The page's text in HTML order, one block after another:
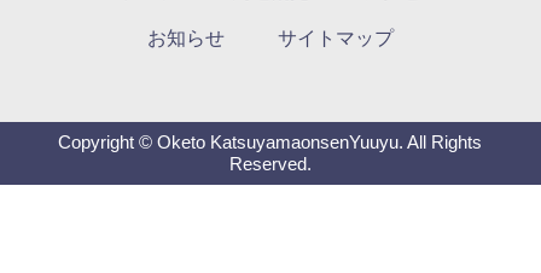
お知らせ サイトマップ
Copyright © Oketo KatsuyamaonsenYuuyu. All Rights
Reserved.